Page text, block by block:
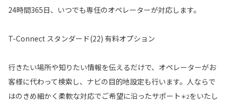
24時間365日、いつでも専任のオペレーターが対応します。
T-Connect スタンダード(22) 有料オプション
行きたい場所や知りたい情報を伝えるだけで、オペレーターがお
客様に代わって検索し、ナビの目的地設定も行います。人ならで
はのきめ細かく柔軟な対応でご希望に沿ったサポート ＊2をいたし